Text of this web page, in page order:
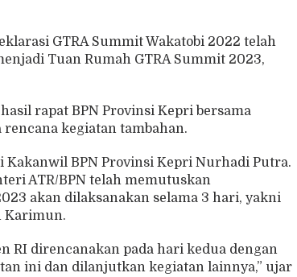
GTRA Summit Wakatobi 2022 telah
Tuan Rumah GTRA Summit 2023,
rapat BPN Provinsi Kepri bersama
kegiatan tambahan.
Kakanwil BPN Provinsi Kepri Nurhadi Putra.
ATR/BPN telah memutuskan
akan dilaksanakan selama 3 hari, yakni
Karimun.
RI direncanakan pada hari kedua dengan
ini dan dilanjutkan kegiatan lainnya,” ujar